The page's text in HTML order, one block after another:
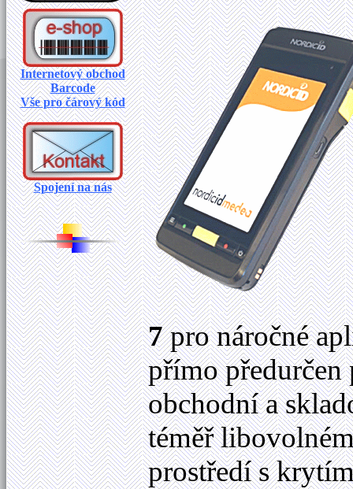
Internetový obchod
Barcode
Vše pro čárový kód
Spojení na nás
7pro náročné
přímo
obchodní a
téměř
prostředí s